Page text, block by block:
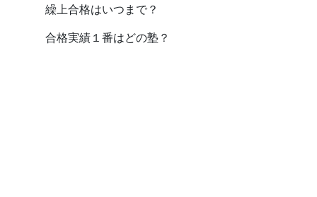
繰上合格はいつまで？
合格実績１番はどの塾？